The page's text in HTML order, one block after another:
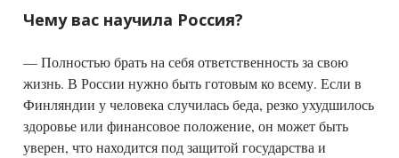
Чему вас научила Россия?
— Полностью брать на себя ответственность за свою
жизнь. В России нужно быть готовым ко всему. Если в
Финляндии у человека случилась беда, резко ухудшилось
здоровье или финансовое положение, он может быть
уверен, что находится под защитой государства и